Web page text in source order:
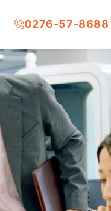
0276-57-8688